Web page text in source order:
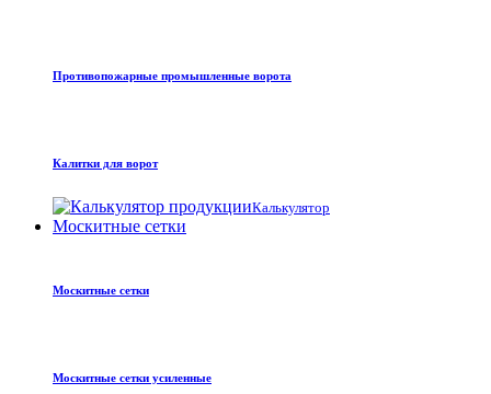
Противопожарные промышленные ворота
Калитки для ворот
Калькулятор
Москитные сетки
Москитные сетки
Москитные сетки усиленные